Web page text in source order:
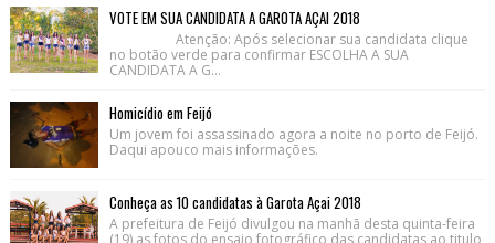
VOTE EM SUA CANDIDATA A GAROTA AÇAI 2018
Atenção: Após selecionar sua candidata clique
no botão verde para confirmar ESCOLHA A SUA
CANDIDATA A G...
Homicídio em Feijó
Um jovem foi assassinado agora a noite no porto de Feijó.
Daqui apouco mais informações.
Conheça as 10 candidatas à Garota Açai 2018
A prefeitura de Feijó divulgou na manhã desta quinta-feira